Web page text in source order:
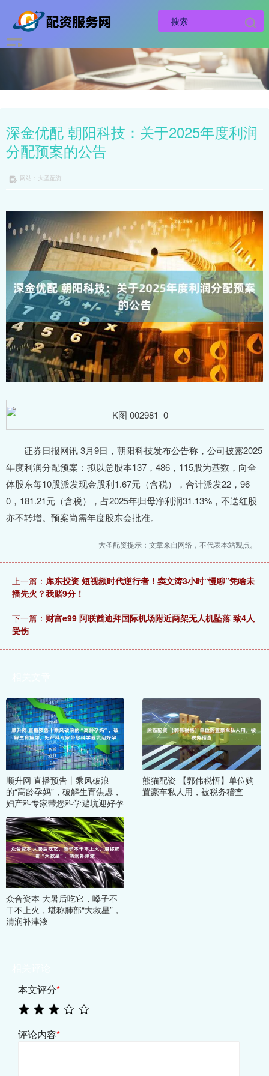
深金优配 朝阳科技：关于2025年度利润
分配预案的公告
网站：大圣配资
证券日报网讯 3月9日，朝阳科技发布公告称，公司披露2025
年度利润分配预案：拟以总股本137，486，115股为基数，向全
体股东每10股派发现金股利1.67元（含税），合计派发22，96
0，181.21元（含税），占2025年归母净利润31.13%，不送红股
亦不转增。预案尚需年度股东会批准。
大圣配资提示：文章来自网络，不代表本站观点。
上一篇： 库东投资 短视频时代逆行者！窦文涛3小时“慢聊”凭啥未
播先火？我赌9分！
下一篇： 财富e99 阿联酋迪拜国际机场附近两架无人机坠落 致4人
受伤
顺升网 直播预告丨乘风破浪
的“高龄孕妈”，破解生育焦虑，
妇产科专家带您科学避坑迎好孕
熊猫配资 【郭伟税悟】单位购
置豪车私人用，被税务稽查
众合资本 大暑后吃它，嗓子不
干不上火，堪称肺部“大救星”，
清润补津液
本文评分*
评论内容*